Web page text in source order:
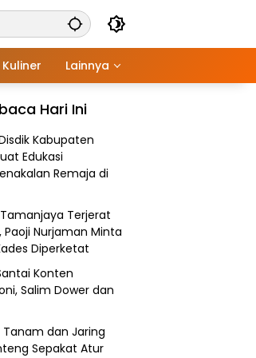
Kuliner Lainnya
Hari Ini
Kabupaten
Edukasi
Remaja di
Terjerat
Paoji Nurjaman Minta
Diperketat
Konten
Salim Dower dan
Tanam dan Jaring
Sepakat Atur